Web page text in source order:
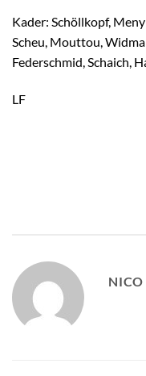
Kader: Schöllkopf,
Scheu, Mouttou,
Federschmid, Schaich,
LF
NICO